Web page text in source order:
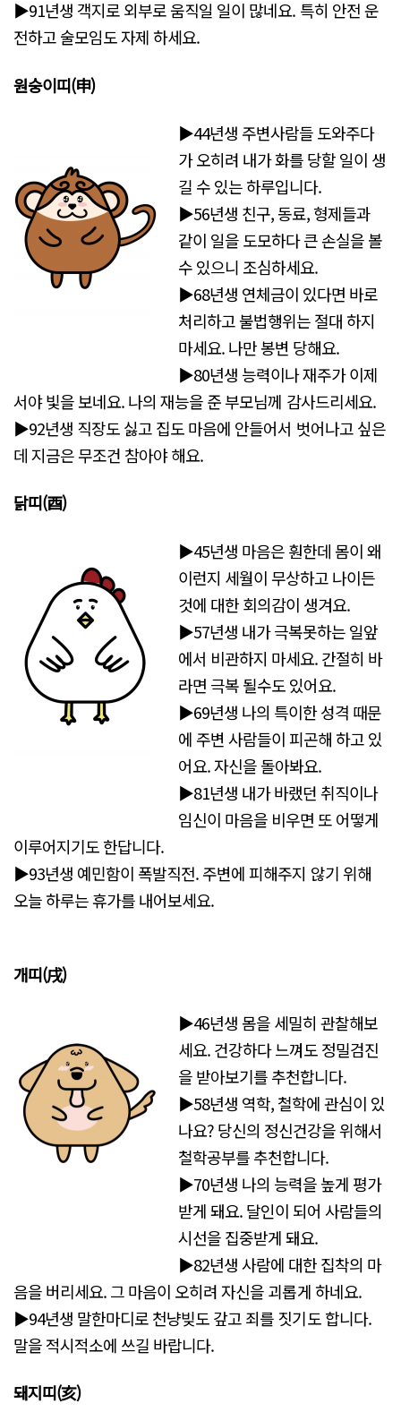
▶91년생 객지로 외부로 움직일 일이 많네요. 특히 안전 운
전하고 술모임도 자제 하세요.
원숭이띠(申)
▶44년생 주변사람들 도와주다
가 오히려 내가 화를 당할 일이 생
길 수 있는 하루입니다.
▶56년생 친구, 동료, 형제들과
같이 일을 도모하다 큰 손실을 볼
수 있으니 조심하세요.
▶68년생 연체금이 있다면 바로
처리하고 불법행위는 절대 하지
마세요. 나만 봉변 당해요.
▶80년생 능력이나 재주가 이제
서야 빛을 보네요. 나의 재능을 준 부모님께 감사드리세요.
▶92년생 직장도 싫고 집도 마음에 안들어서 벗어나고 싶은
데 지금은 무조건 참아야 해요.
닭띠(酉)
▶45년생 마음은 훤한데 몸이 왜
이런지 세월이 무상하고 나이든
것에 대한 회의감이 생겨요.
▶57년생 내가 극복못하는 일앞
에서 비관하지 마세요. 간절히 바
라면 극복 될수도 있어요.
▶69년생 나의 특이한 성격 때문
에 주변 사람들이 피곤해 하고 있
어요. 자신을 돌아봐요.
▶81년생 내가 바랬던 취직이나
임신이 마음을 비우면 또 어떻게
이루어지기도 한답니다.
▶93년생 예민함이 폭발직전. 주변에 피해주지 않기 위해
오늘 하루는 휴가를 내어보세요.
개띠(戌)
▶46년생 몸을 세밀히 관찰해보
세요. 건강하다 느껴도 정밀검진
을 받아보기를 추천합니다.
▶58년생 역학, 철학에 관심이 있
나요? 당신의 정신건강을 위해서
철학공부를 추천합니다.
▶70년생 나의 능력을 높게 평가
받게 돼요. 달인이 되어 사람들의
시선을 집중받게 돼요.
▶82년생 사람에 대한 집착의 마
음을 버리세요. 그 마음이 오히려 자신을 괴롭게 하네요.
▶94년생 말한마디로 천냥빚도 갚고 죄를 짓기도 합니다.
말을 적시적소에 쓰길 바랍니다.
돼지띠(亥)